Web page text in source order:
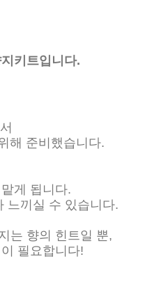
키트입니다.
해 준비했습니다.
게 됩니다.
느끼실 수 있습니다.
는 향의 힌트일 뿐,
필요합니다!